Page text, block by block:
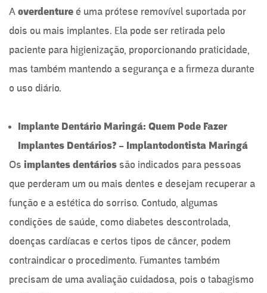
A overdenture é uma prótese removível suportada por
dois ou mais implantes. Ela pode ser retirada pelo
paciente para higienização, proporcionando praticidade,
mas também mantendo a segurança e a firmeza durante
o uso diário.
Implante Dentário Maringá: Quem Pode Fazer
Implantes Dentários? – Implantodontista Maringá
Os implantes dentários são indicados para pessoas
que perderam um ou mais dentes e desejam recuperar a
função e a estética do sorriso. Contudo, algumas
condições de saúde, como diabetes descontrolada,
doenças cardíacas e certos tipos de câncer, podem
contraindicar o procedimento. Fumantes também
precisam de uma avaliação cuidadosa, pois o tabagismo